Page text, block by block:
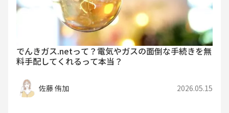
でんきガス.netって？電気やガスの面倒な手続きを無
料手配してくれるって本当？
佐藤 侑加 2026.05.15